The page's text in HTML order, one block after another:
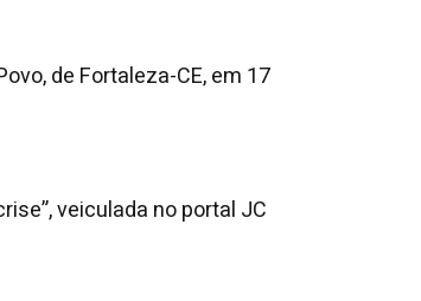
de Fortaleza-CE, em 17
veiculada no portal JC